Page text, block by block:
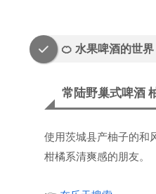
🍊 水果啤酒的世界
常陆野巢式啤酒
使用茨城县产柚子的和
柑橘系清爽感的朋友。